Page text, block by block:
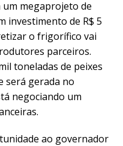
megaprojeto de
investimento de R$ 5
o frigorífico vai
parceiros.
toneladas de peixes
será gerada no
negociando um
ao governador